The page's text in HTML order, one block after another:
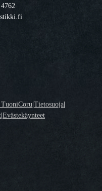
|Tietosuoja|
|Evästekäynteet